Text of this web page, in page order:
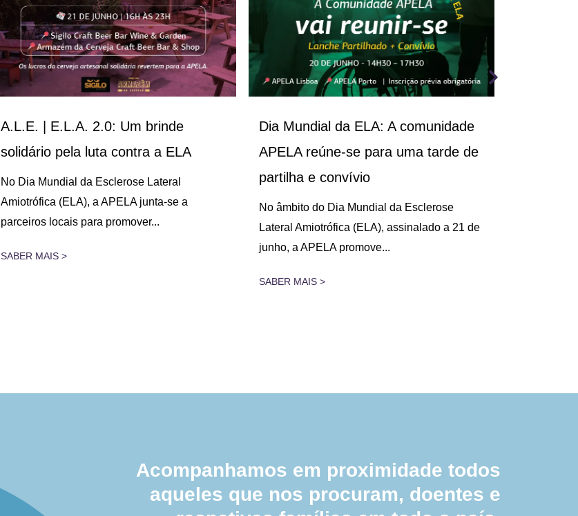
A.L.E. | E.L.A. 2.0: Um brinde
solidário pela luta contra a ELA
No Dia Mundial da Esclerose Lateral
Amiotrófica (ELA), a APELA junta-se a
parceiros locais para promover...
SABER MAIS >
Dia Mundial da ELA: A comunidade
APELA reúne-se para uma tarde de
partilha e convívio
No âmbito do Dia Mundial da Esclerose
Lateral Amiotrófica (ELA), assinalado a 21 de
junho, a APELA promove...
SABER MAIS >
Acompanhamos em proximidade todos
aqueles que nos procuram, doentes e